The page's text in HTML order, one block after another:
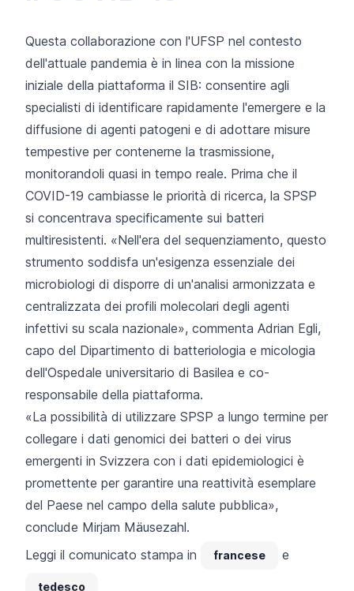
Questa collaborazione con l'UFSP nel contesto
dell'attuale pandemia è in linea con la missione
iniziale della piattaforma il SIB: consentire agli
specialisti di identificare rapidamente l'emergere e la
diffusione di agenti patogeni e di adottare misure
tempestive per contenerne la trasmissione,
monitorandoli quasi in tempo reale. Prima che il
COVID-19 cambiasse le priorità di ricerca, la SPSP
si concentrava specificamente sui batteri
multiresistenti. «Nell'era del sequenziamento, questo
strumento soddisfa un'esigenza essenziale dei
microbiologi di disporre di un'analisi armonizzata e
centralizzata dei profili molecolari degli agenti
infettivi su scala nazionale», commenta Adrian Egli,
capo del Dipartimento di batteriologia e micologia
dell'Ospedale universitario di Basilea e co-
responsabile della piattaforma.
«La possibilità di utilizzare SPSP a lungo termine per
collegare i dati genomici dei batteri o dei virus
emergenti in Svizzera con i dati epidemiologici è
promettente per garantire una reattività esemplare
del Paese nel campo della salute pubblica»,
conclude Mirjam Mäusezahl.
Leggi il comunicato stampa in
francese e
tedesco